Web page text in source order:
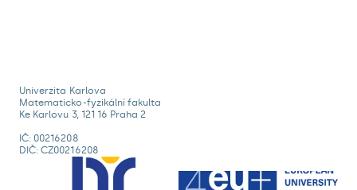
Univerzita Karlova
Matematicko-fyzikální fakulta
Ke Karlovu 3, 121 16 Praha 2
IČ: 00216208
DIČ: CZ00216208